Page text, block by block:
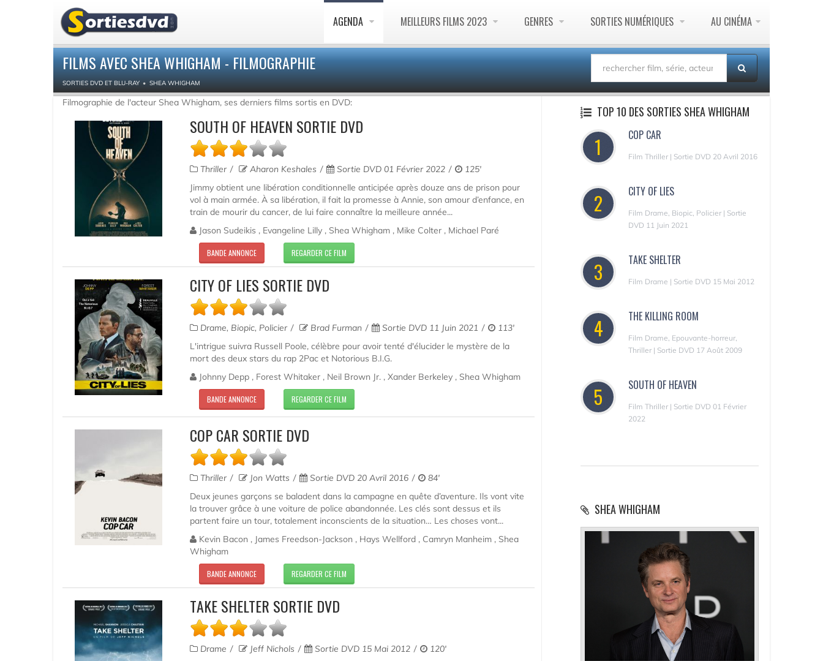
AGENDA MEILLEURS FILMS 2023 GENRES SORTIES NUMÉRIQUES AU CINÉMA
FILMS AVEC SHEA WHIGHAM - FILMOGRAPHIE
SORTIES DVD ET BLU-RAY SHEA WHIGHAM
Filmographie de l'acteur Shea Whigham, ses derniers films sortis en DVD:
SOUTH OF HEAVEN SORTIE DVD
Thriller Aharon Keshales Sortie DVD 01 Février 2022
125'
Jimmy obtient une libération conditionnelle anticipée après douze ans de prison pour
vol à main armée. À sa libération, il fait la promesse à Annie, son amour d’enfance, en
train de mourir du cancer, de lui faire connaître la meilleure année...
Jason Sudeikis , Evangeline Lilly , Shea Whigham , Mike Colter , Michael Paré
BANDE ANNONCE REGARDER CE FILM
CITY OF LIES SORTIE DVD
Drame, Biopic, Policier Brad Furman Sortie DVD 11 Juin 2021
113'
L'intrigue suivra Russell Poole, célèbre pour avoir tenté d'élucider le mystère de la
mort des deux stars du rap 2Pac et Notorious B.I.G.
Johnny Depp , Forest Whitaker , Neil Brown Jr. , Xander Berkeley , Shea Whigham
BANDE ANNONCE REGARDER CE FILM
COP CAR SORTIE DVD
Thriller Jon Watts Sortie DVD 20 Avril 2016
84'
Deux jeunes garçons se baladent dans la campagne en quête d’aventure. Ils vont vite
la trouver grâce à une voiture de police abandonnée. Les clés sont dessus et ils
partent faire un tour, totalement inconscients de la situation… Les choses vont...
Kevin Bacon , James Freedson-Jackson , Hays Wellford , Camryn Manheim , Shea
Whigham
BANDE ANNONCE REGARDER CE FILM
TAKE SHELTER SORTIE DVD
Drame Jeff Nichols Sortie DVD 15 Mai 2012
120'
TOP 10 DES SORTIES SHEA WHIGHAM
1 COP CAR
Film Thriller | Sortie DVD 20 Avril 2016
2 CITY OF LIES
Film Drame, Biopic, Policier | Sortie
DVD 11 Juin 2021
3 TAKE SHELTER
Film Drame | Sortie DVD 15 Mai 2012
4 THE KILLING ROOM
Film Drame, Epouvante-horreur,
Thriller | Sortie DVD 17 Août 2009
5 SOUTH OF HEAVEN
Film Thriller | Sortie DVD 01 Février
2022
SHEA WHIGHAM